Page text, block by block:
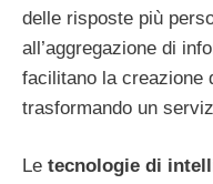
delle risposte più
all’aggregazione di
facilitano la creazione
trasformando un
Le tecnologie di